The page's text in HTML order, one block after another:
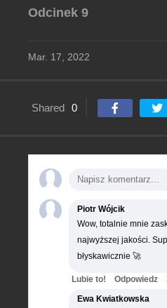
Odcinek 9
Mar. 17, 2022
Shared 0
Piotr Wójcik
Wow, totalnie mnie
najwyższej jakości.
błyskawicznie 🚀
Lubie to! Odpowiedz
Ewa Kwiatkowska